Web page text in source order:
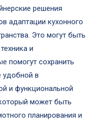
решения
адаптации кухонного
Это могут быть
и
помогут сохранить
удобной в
и функциональной
может быть
планирования и